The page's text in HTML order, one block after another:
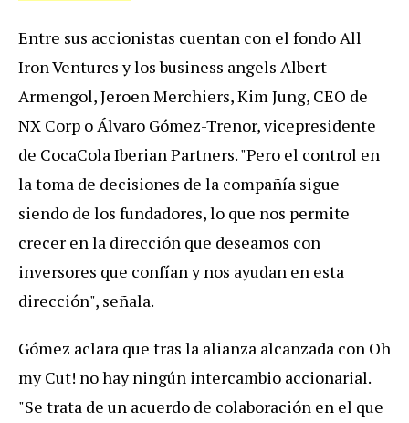
Entre sus accionistas cuentan con el fondo All
Iron Ventures y los business angels Albert
Armengol, Jeroen Merchiers, Kim Jung, CEO de
NX Corp o Álvaro Gómez-Trenor, vicepresidente
de CocaCola Iberian Partners. "Pero el control en
la toma de decisiones de la compañía sigue
siendo de los fundadores, lo que nos permite
crecer en la dirección que deseamos con
inversores que confían y nos ayudan en esta
dirección", señala.
Gómez aclara que tras la alianza alcanzada con Oh
my Cut! no hay ningún intercambio accionarial.
"Se trata de un acuerdo de colaboración en el que